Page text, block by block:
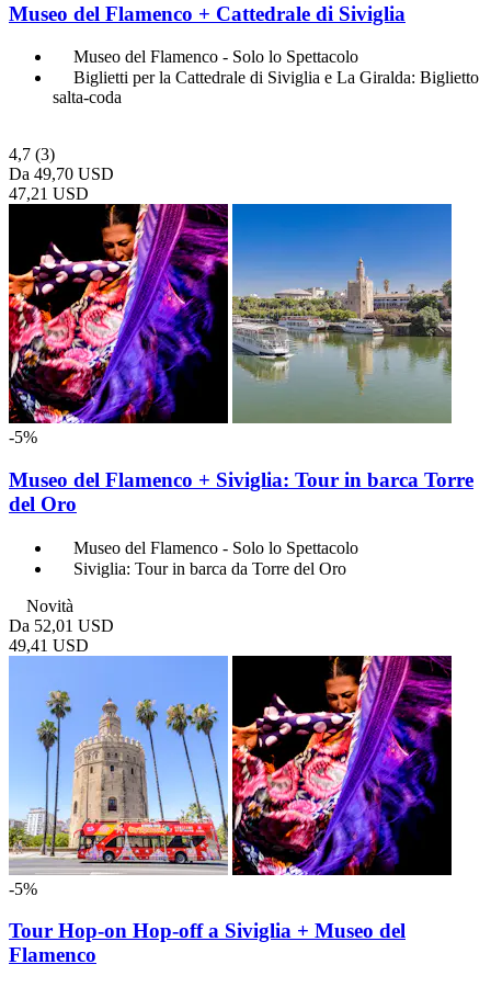
Museo del Flamenco + Cattedrale di Siviglia
Museo del Flamenco - Solo lo Spettacolo
Biglietti per la Cattedrale di Siviglia e La Giralda: Biglietto
salta-coda
4,7 (3)
Da 49,70 USD
47,21 USD
-5%
Museo del Flamenco + Siviglia: Tour in barca Torre
del Oro
Museo del Flamenco - Solo lo Spettacolo
Siviglia: Tour in barca da Torre del Oro
Novità
Da 52,01 USD
49,41 USD
-5%
Tour Hop-on Hop-off a Siviglia + Museo del
Flamenco